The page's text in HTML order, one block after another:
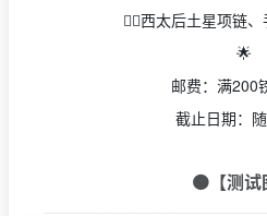
👉🏻西太后土星项链
🌟
邮费：满200
截止日期：
🟠 【测试